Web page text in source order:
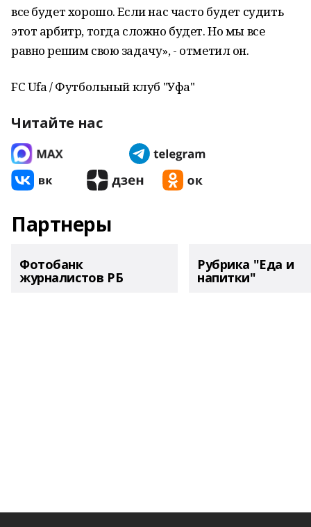
все будет хорошо. Если нас часто будет судить
этот арбитр, тогда сложно будет. Но мы все
равно решим свою задачу», - отметил он.
FC Ufa / Футбольный клуб "Уфа"
Читайте нас
Партнеры
Фотобанк
журналистов РБ
Рубрика "Еда и
напитки"